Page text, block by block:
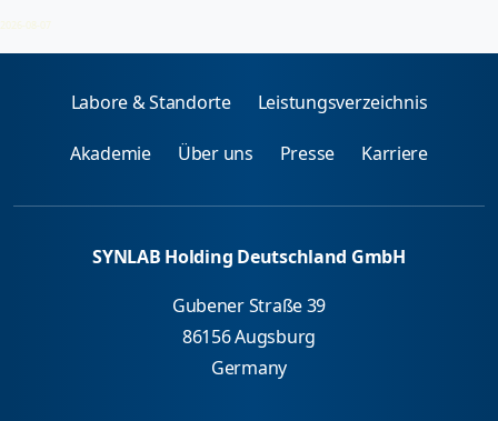
2026-08-07
Labore & Standorte Leistungsverzeichnis
Akademie Über uns Presse Karriere
SYNLAB Holding Deutschland GmbH
Gubener Straße 39
86156 Augsburg
Germany